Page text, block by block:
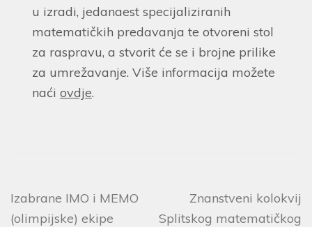
u izradi, jedanaest specijaliziranih
matematičkih predavanja te otvoreni stol
za raspravu, a stvorit će se i brojne prilike
za umrežavanje. Više informacija možete
naći ovdje.
Izabrane IMO i MEMO
(olimpijske) ekipe
Znanstveni kolokvij
Splitskog matematičkog